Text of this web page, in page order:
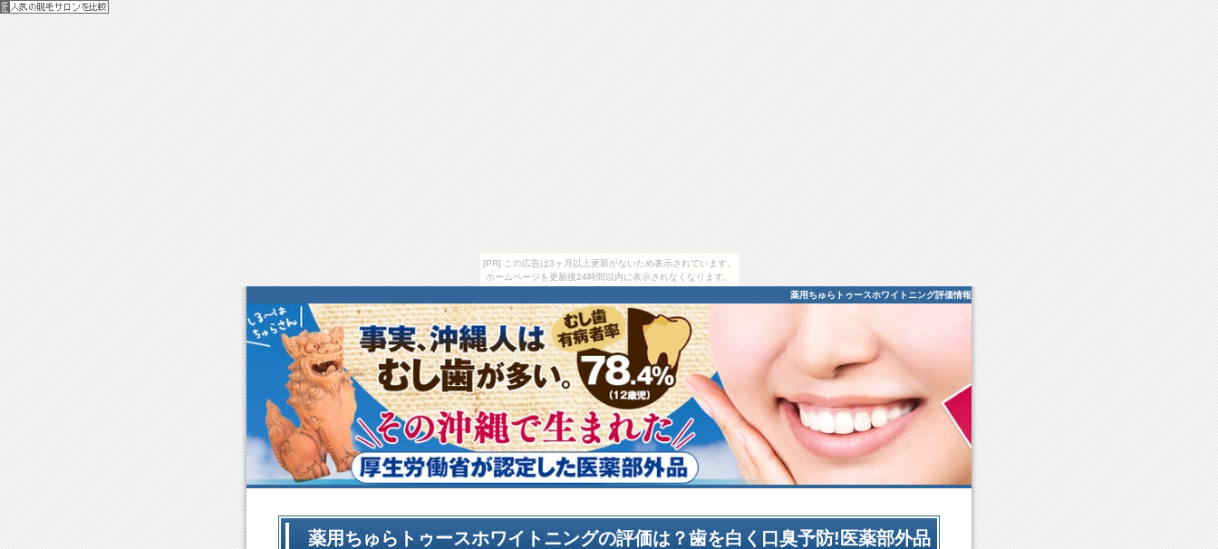
[PR] この広告は3ヶ月以上更新がないため表示されています。
ホームページを更新後24時間以内に表示されなくなります。
薬用ちゅらトゥースホワイトニング評価情報
薬用ちゅらトゥースホワイトニングの評価は？歯を白く口臭予防!医薬部外品